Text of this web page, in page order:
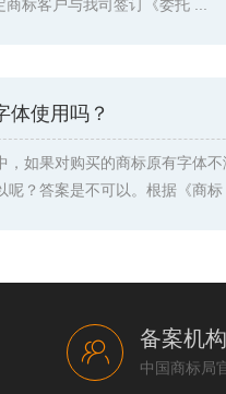
标客户与我司签订《委托 ...
体使用吗？
，如果对购买的商标原有字体
呢？答案是不可以。根据《商
备案机构
中国商标局